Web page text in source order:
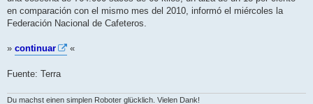
a
en comparación con el mismo mes del 2010, informó el miércoles la
Federación Nacional de Cafeteros.
» continuar «
Fuente: Terra
Du machst einen simplen Roboter glücklich. Vielen Dank!